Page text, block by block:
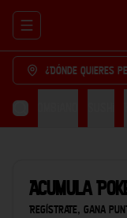
Abrir menu de
¿Dónde quieres
Colombiano
Acumula
Regístrate, gana